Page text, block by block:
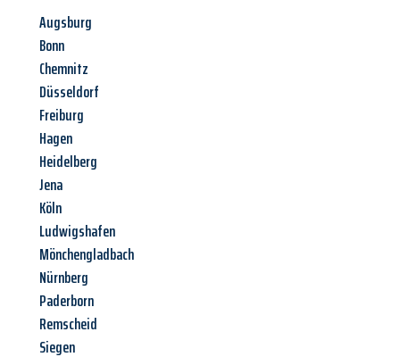
Augsburg
Bonn
Chemnitz
Düsseldorf
Freiburg
Hagen
Heidelberg
Jena
Köln
Ludwigshafen
Mönchengladbach
Nürnberg
Paderborn
Remscheid
Siegen